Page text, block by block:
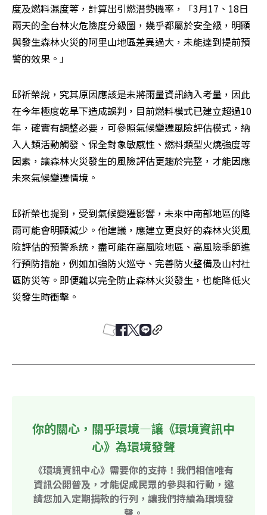
度及燃料濕度等，計算出引燃潛勢機率，「3月17、18日
兩天的全台林火危險度分級圖，幾乎都屬於安全級，明顯
與發生森林火災的阿里山地區差異過大，未能達到提前預
警的效果。」
邱祈榮說，究其原因應該是未將雨量資訊納入考量，因此
在今年極度乾旱下造成誤判，目前燃料模式已建立超過10
年，確實有調整必要，可參照氣候變遷風險評估模式，納
入人類活動觸發、保全對象敏感性、燃料類型火燒強度等
因素，讓森林火災發生的風險評估更趨於完整，才能因應
未來氣候變遷情境。
邱祈榮也提到，受到氣候變遷影響，未來中南部地區的降
雨可能會明顯減少。他建議，應建立更良好的森林火災風
險評估的預警系統，盡可能在高風險地區、高風險季節進
行預防措施，例如加強防火巡守、完善防火整備及山村社
區防災等。即便難以完全防止森林火災發生，也能降低火
災發生時衝擊。
你的關心，關乎環境—讓《環境資訊中
心》為環境發聲
《環境資訊中心》需要你的支持！我們相信唯有
資訊公開普及，才能促成民眾的參與和行動，邀
請您加入定期捐款的行列，讓我們持續為環境發